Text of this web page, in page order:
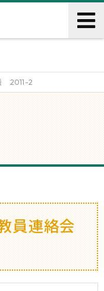
2011-2
員連絡会